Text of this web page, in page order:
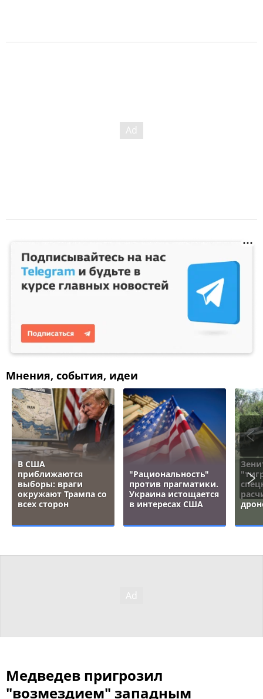
Мнения, события, идеи
В США
приближаются
выборы: враги
окружают Трампа со
всех сторон
"Рациональность"
против прагматики.
Украина истощается
в интересах США
Медведев пригрозил
"возмездием" западным